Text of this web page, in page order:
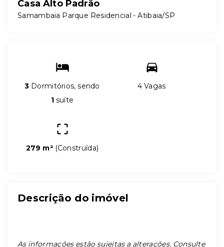
Casa Alto Padrão
Samambaia Parque Residencial - Atibaia/SP
3 Dormitórios, sendo
1 suíte
4 Vagas
279 m² (Construída)
Descrição do imóvel
As informações estão sujeitas a alterações. Consulte